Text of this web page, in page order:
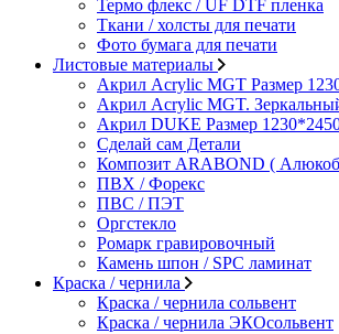
Термо флекс / UF DTF пленка
Ткани / холсты для печати
Фото бумага для печати
Листовые материалы
Акрил Acrylic MGT Размер
Акрил Acrylic MGT.
Акрил DUKE Размер
Сделай сам Детали
Композит ARABOND (
ПВХ / Форекс
ПВС / ПЭТ
Оргстекло
Ромарк гравировочный
Камень шпон / SPC ламинат
Краска / чернила
Краска / чернила сольвент
Краска / чернила ЭКОсольвент